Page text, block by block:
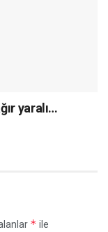
yaralı…
* ile